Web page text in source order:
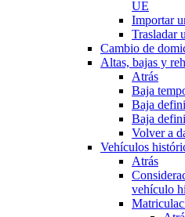
UE
Importar
Trasladar
Cambio de
Altas, bajas y
Atrás
Baja
Baja
Baja
Volver a
Vehículos
Atrás
vehículo